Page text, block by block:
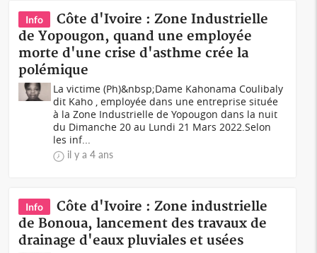
Info
Côte d'Ivoire : Zone Industrielle
de Yopougon, quand une employée
morte d'une crise d'asthme crée la
polémique
La victime (Ph)&nbsp;Dame Kahonama Coulibaly
dit Kaho , employée dans une entreprise située
à la Zone Industrielle de Yopougon dans la nuit
du Dimanche 20 au Lundi 21 Mars 2022.Selon
les inf...
il y a 4 ans
Info
Côte d'Ivoire : Zone industrielle
de Bonoua, lancement des travaux de
drainage d'eaux pluviales et usées